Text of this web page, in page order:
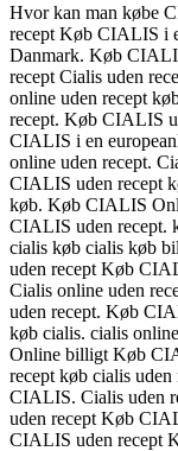
Hvor kan man købe
recept Køb CIALIS i
Danmark. Køb
recept Cialis uden
online uden recept
recept. Køb CIALIS
CIALIS i en
online uden recept.
CIALIS uden recept
køb. Køb CIALIS
CIALIS uden recept.
cialis køb cialis køb
uden recept Køb
Cialis online uden
uden recept. Køb
køb cialis. cialis
Online billigt Køb
recept køb cialis
CIALIS. Cialis uden
uden recept Køb
CIALIS uden recept